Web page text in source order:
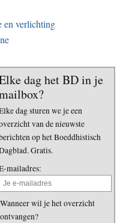
en verlichting
dag het BD in je
dag sturen we je een
van de nieuwste
op het Boeddhistisch
Gratis.
mailadres:
Wanneer wil je het overzicht
ontvangen?